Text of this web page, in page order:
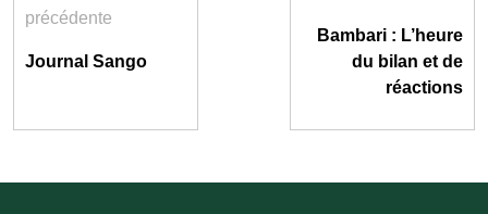
précédente
Journal Sango
Bambari : L’heure
du bilan et de
réactions